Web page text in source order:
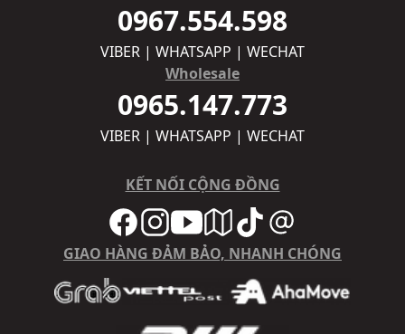
0967.554.598
VIBER | WHATSAPP | WECHAT
Wholesale
0965.147.773
VIBER | WHATSAPP | WECHAT
KẾT NỐI CỘNG ĐỒNG
GIAO HÀNG ĐẢM BẢO, NHANH CHÓNG